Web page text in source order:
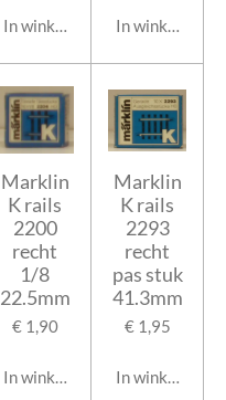
In winkelwagen In
Marklin
K rails
2200
recht
1/8
22.5mm
€ 1,90
In winkelwagen
Marklin
K rails
2293
recht
pas stuk
41.3mm
€ 1,95
In